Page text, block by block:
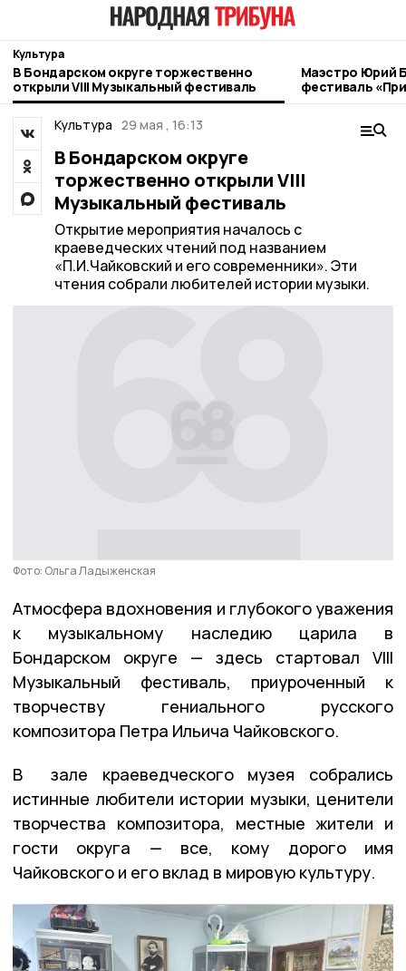
Культура
В Бондарском округе торжественно
открыли VIII Музыкальный фестиваль
Маэстро Юрий
фестиваль
бондарской
Культура 29 мая , 16:13
В Бондарском округе
торжественно открыли VIII
Музыкальный фестиваль
Открытие мероприятия началось с
краеведческих чтений под названием
«П.И.Чайковский и его современники». Эти
чтения собрали любителей истории музыки.
Фото: Ольга Ладыженская
Атмосфера вдохновения и глубокого уважения
к музыкальному наследию царила в
Бондарском округе — здесь стартовал VIII
Музыкальный фестиваль, приуроченный к
творчеству гениального русского
композитора Петра Ильича Чайковского.
В зале краеведческого музея собрались
истинные любители истории музыки, ценители
творчества композитора, местные жители и
гости округа — все, кому дорого имя
Чайковского и его вклад в мировую культуру.